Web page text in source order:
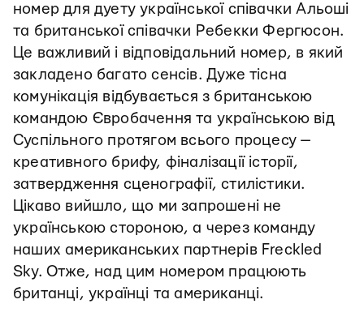
номер для дуету української співачки Альоші
та британської співачки Ребекки Фергюсон.
Це важливий і відповідальний номер, в який
закладено багато сенсів. Дуже тісна
комунікація відбувається з британською
командою Євробачення та українською від
Суспільного протягом всього процесу —
креативного брифу, фіналізації історії,
затвердження сценографії, стилістики.
Цікаво вийшло, що ми запрошені не
українською стороною, а через команду
наших американських партнерів Freckled
Sky. Отже, над цим номером працюють
британці, українці та американці.